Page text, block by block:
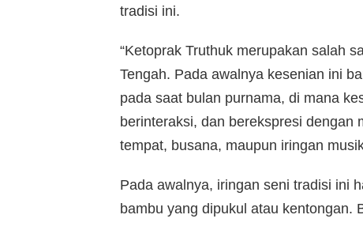
tradisi ini.
“Ketoprak Truthuk merupakan salah
Tengah. Pada awalnya kesenian ini
pada saat bulan purnama, di mana
berinteraksi, dan berekspresi dengan
tempat, busana, maupun iringan
Pada awalnya, iringan seni tradisi ini
bambu yang dipukul atau kentongan.